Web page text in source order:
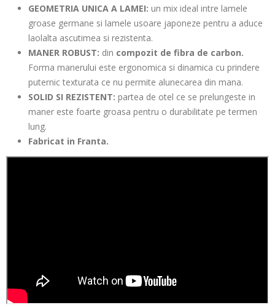
GEOMETRIA UNICA A LAMEI: un mix ideal intre lamele
groase germane si lamele usoare japoneze pentru a aduce
laolalta ascutimea si rezistenta.
MANER ROBUST: din compozit de fibra de carbon.
Forma manerului este ergonomica si dinamica cu prindere
puternic texturata ce nu permite alunecarea din mana.
SOLID SI REZISTENT: partea de otel ce se prelungeste in
maner este foarte groasa pentru o durabilitate pe termen
lung.
Fabricat in Franta.